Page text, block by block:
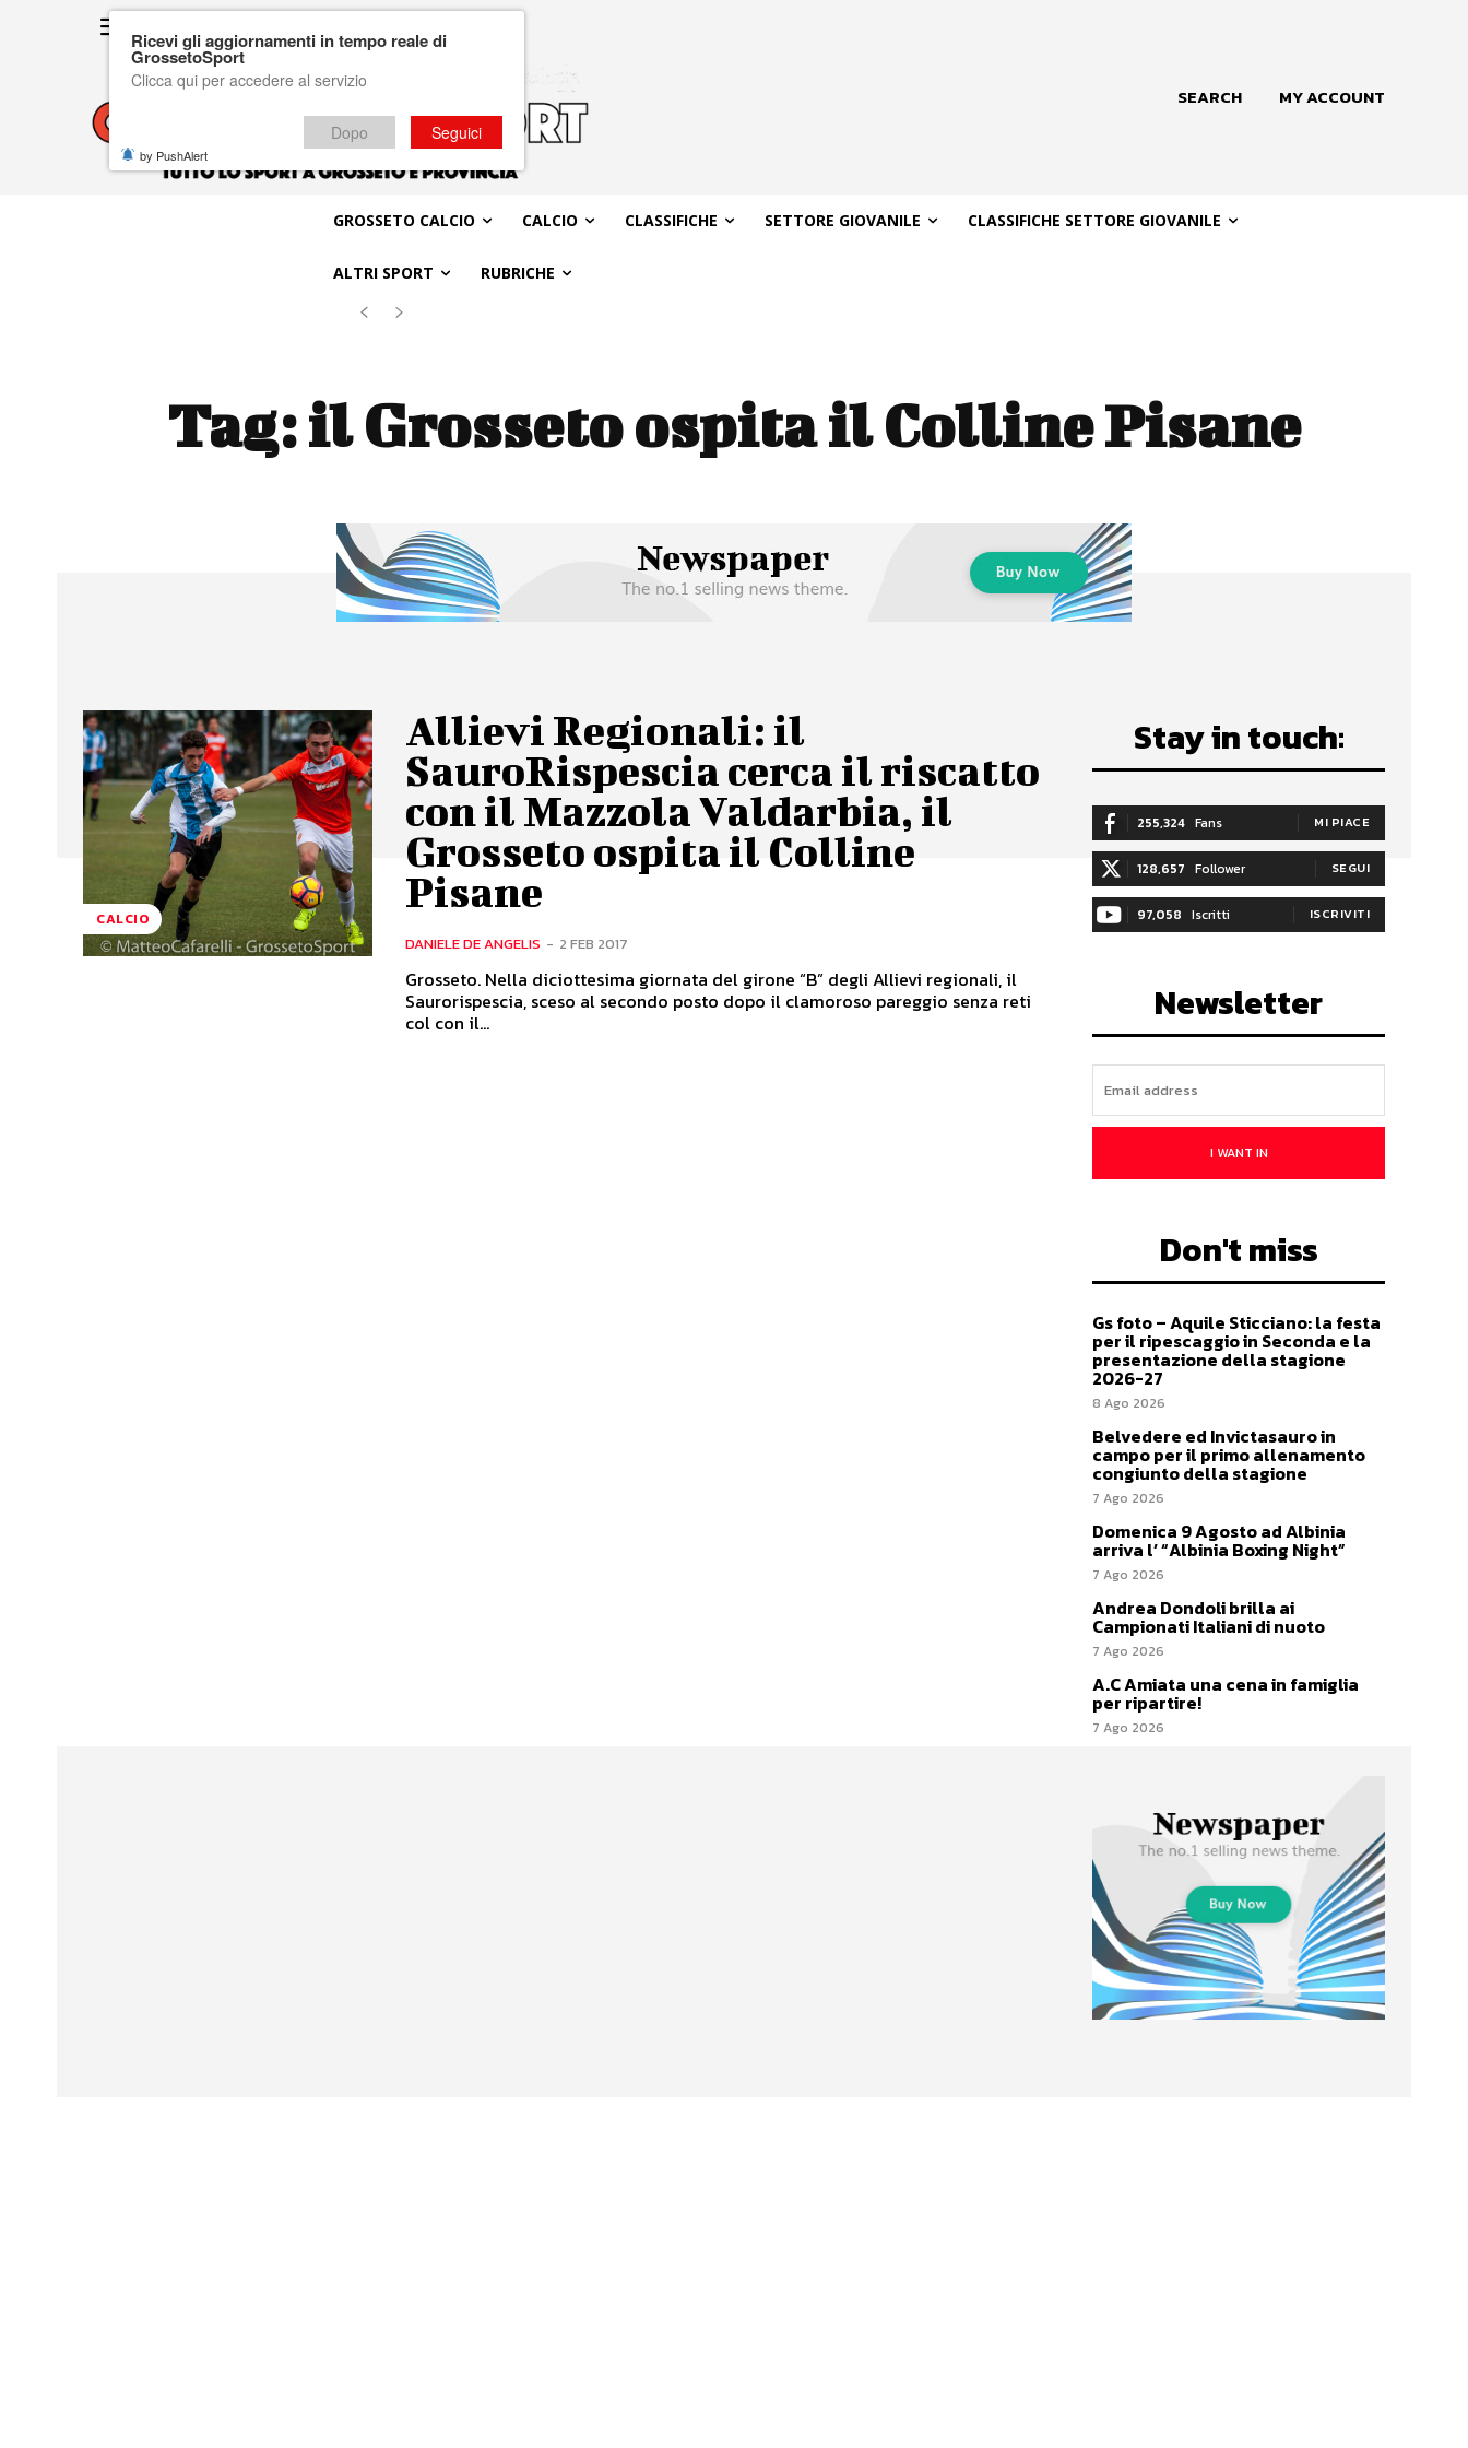
SEARCH MY ACCOUNT
GROSSETO CALCIO CALCIO CLASSIFICHE SETTORE GIOVANILE CLASSIFICHE SETTORE GIOVANILE
ALTRI SPORT RUBRICHE
Tag:il Grosseto ospita il Colline Pisane
CALCIO
Allievi Regionali: il
SauroRispescia cerca il riscatto
con il Mazzola Valdarbia, il
Grosseto ospita il Colline
Pisane
DANIELE DE ANGELIS - 2 FEB 2017
Grosseto. Nella diciottesima giornata del girone “B” degli Allievi regionali, il
Saurorispescia, sceso al secondo posto dopo il clamoroso pareggio senza reti
col con il...
Stay in touch:
255,324 Fans MI PIACE
128,657 Follower SEGUI
97,058 Iscritti ISCRIVITI
Newsletter
I WANT IN
Don't miss
Gs foto – Aquile Sticciano: la festa
per il ripescaggio in Seconda e la
presentazione della stagione
2026-27
8 Ago 2026
Belvedere ed Invictasauro in
campo per il primo allenamento
congiunto della stagione
7 Ago 2026
Domenica 9 Agosto ad Albinia
arriva l’ “Albinia Boxing Night”
7 Ago 2026
Andrea Dondoli brilla ai
Campionati Italiani di nuoto
7 Ago 2026
A.C Amiata una cena in famiglia
per ripartire!
7 Ago 2026
Ricevi gli aggiornamenti in tempo reale di
GrossetoSport
Clicca qui per accedere al servizio
Dopo Seguici
by PushAlert